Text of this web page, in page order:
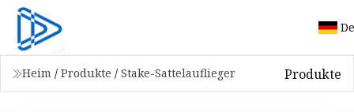
Heim / Produkte / Stake-Sattelauflieger Produkte